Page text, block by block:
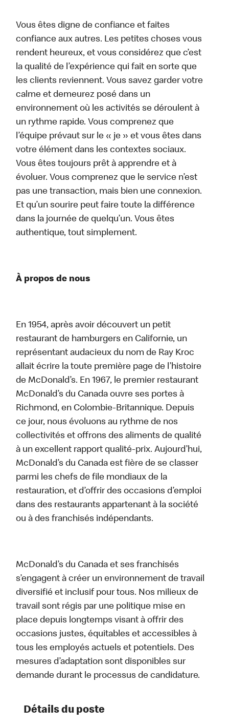
Vous êtes digne de confiance et faites
confiance aux autres. Les petites choses vous
rendent heureux, et vous considérez que c’est
la qualité de l’expérience qui fait en sorte que
les clients reviennent. Vous savez garder votre
calme et demeurez posé dans un
environnement où les activités se déroulent à
un rythme rapide. Vous comprenez que
l’équipe prévaut sur le « je » et vous êtes dans
votre élément dans les contextes sociaux.
Vous êtes toujours prêt à apprendre et à
évoluer. Vous comprenez que le service n’est
pas une transaction, mais bien une connexion.
Et qu’un sourire peut faire toute la différence
dans la journée de quelqu’un. Vous êtes
authentique, tout simplement.
À propos de nous
En 1954, après avoir découvert un petit
restaurant de hamburgers en Californie, un
représentant audacieux du nom de Ray Kroc
allait écrire la toute première page de l’histoire
de McDonald’s. En 1967, le premier restaurant
McDonald’s du Canada ouvre ses portes à
Richmond, en Colombie-Britannique. Depuis
ce jour, nous évoluons au rythme de nos
collectivités et offrons des aliments de qualité
à un excellent rapport qualité-prix. Aujourd’hui,
McDonald’s du Canada est fière de se classer
parmi les chefs de file mondiaux de la
restauration, et d’offrir des occasions d’emploi
dans des restaurants appartenant à la société
ou à des franchisés indépendants.
McDonald’s du Canada et ses franchisés
s’engagent à créer un environnement de travail
diversifié et inclusif pour tous. Nos milieux de
travail sont régis par une politique mise en
place depuis longtemps visant à offrir des
occasions justes, équitables et accessibles à
tous les employés actuels et potentiels. Des
mesures d’adaptation sont disponibles sur
demande durant le processus de candidature.
Détails du poste